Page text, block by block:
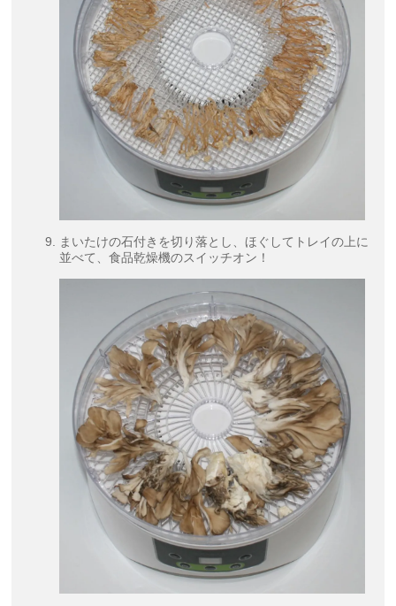
まいたけの石付きを切り落とし、ほぐしてトレイの上に
並べて、食品乾燥機のスイッチオン！